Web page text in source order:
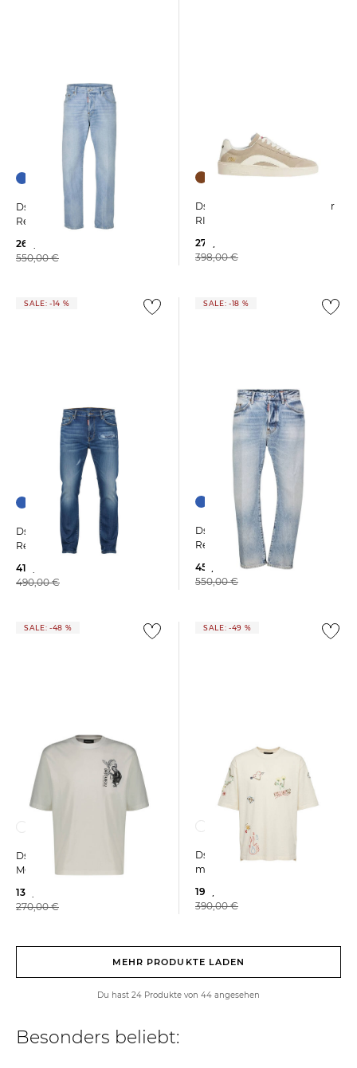
Dsquared2 | Herren Jeans
Regular Fit
263,99 €
550,00 €
Dsquared2 | Herren Sneaker
RIDER
279,99 €
398,00 €
SALE: -14 %
Dsquared2 | Herren Jeans
Regular Fit
419,99 €
490,00 €
SALE: -18 %
Dsquared2 | Herren Jeans
Regular Fit
451,15 €
550,00 €
SALE: -48 %
Dsquared2 | Herren T-Shirt
MONKEY BUSINESS
139,99 €
270,00 €
SALE: -49 %
Dsquared2 | Herren T-Shirt
mit Stickereien
199,99 €
390,00 €
MEHR PRODUKTE LADEN
Du hast 24 Produkte von 44 angesehen
Besonders beliebt: